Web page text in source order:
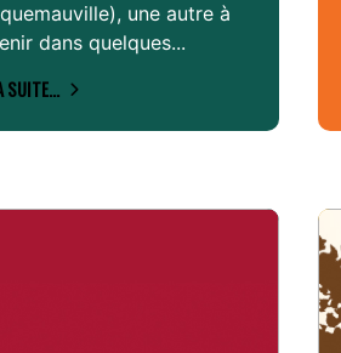
une autre à
dans quelques...
SUITE...